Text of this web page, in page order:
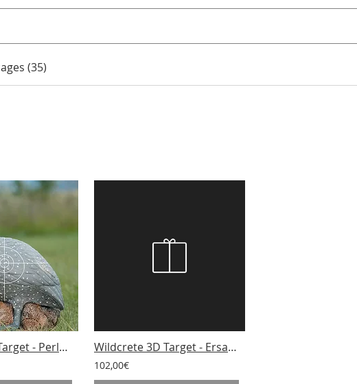
(35)
Wildcrete 3D Target - Perlhuhn Wildcrete 3D Target - Ersatzteile Buschschwein
102,00€